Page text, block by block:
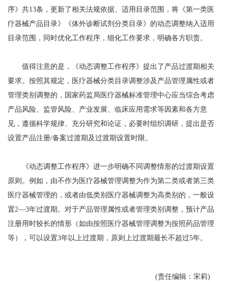
序》共13条，更新了相关法规依据、适用目录范围，将《第一类医
疗器械产品目录》《体外诊断试剂分类目录》的动态调整纳入适用
目录范围，同时优化工作程序，细化工作要求，明确各方职责。
值得注意的是，《动态调整工作程序》提出了产品过渡期相关
要求。按照其规定，医疗器械分类目录调整涉及产品管理属性或者
管理类别调整的，国家药监局医疗器械标准管理中心应当综合考虑
产品风险、监管风险、产业发展、临床应用需求等因素和各方意
见，遵循科学规律、充分研究和论证，必要时组织调研，提出是否
设置产品注册/备案过渡期及过渡期设置时限。
《动态调整工作程序》进一步明确不同调整情形的过渡期设置
原则。例如，由不作为医疗器械管理调整为作为第二类或者第三类
医疗器械管理的，或者由低类别医疗器械调整为高类别的，一般设
置2—3年过渡期。对于产品管理属性或者管理类别调整，预计产品
注册用时较长的情形（如由按照医疗器械管理调整为按照药品管理
等），可以设置3年以上过渡期，原则上过渡期最长不超过5年。
(责任编辑：宋莉)